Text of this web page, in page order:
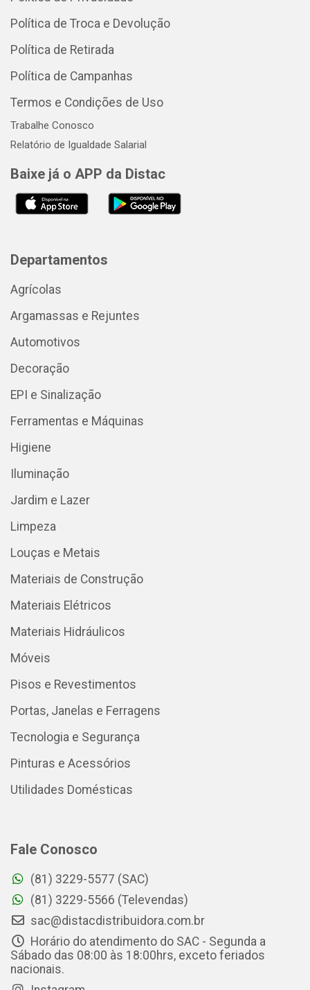
Política de Troca e Devolução
Política de Retirada
Política de Campanhas
Termos e Condições de Uso
Trabalhe Conosco
Relatório de Igualdade Salarial
Baixe já o APP da Distac
Departamentos
Agrícolas
Argamassas e Rejuntes
Automotivos
Decoração
EPI e Sinalização
Ferramentas e Máquinas
Higiene
Iluminação
Jardim e Lazer
Limpeza
Louças e Metais
Materiais de Construção
Materiais Elétricos
Materiais Hidráulicos
Móveis
Pisos e Revestimentos
Portas, Janelas e Ferragens
Tecnologia e Segurança
Pinturas e Acessórios
Utilidades Domésticas
Fale Conosco
(81) 3229-5577 (SAC)
(81) 3229-5566 (Televendas)
sac@distacdistribuidora.com.br
Horário do atendimento do SAC - Segunda a
Sábado das 08:00 às 18:00hrs, exceto feriados
nacionais.